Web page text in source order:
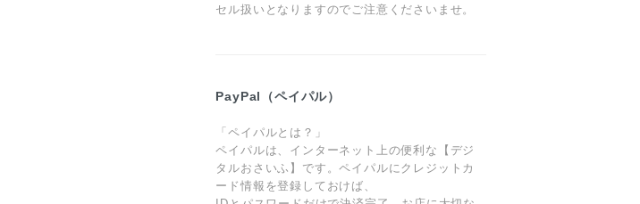
セル扱いとなりますのでご注意くださいませ。
PayPal（ペイパル）
「ペイパルとは？」
ペイパルは、インターネット上の便利な【デジ
タルおさいふ】です。ペイパルにクレジットカ
ード情報を登録しておけば、